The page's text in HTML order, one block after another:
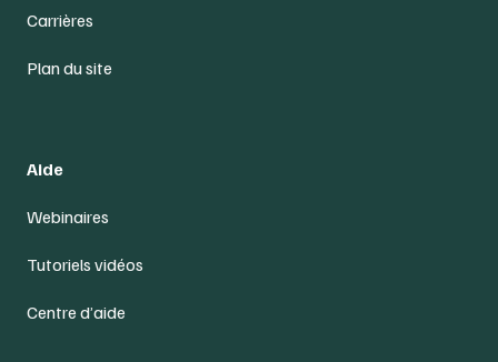
Carrières
Plan du site
Aide
Webinaires
Tutoriels vidéos
Centre d’aide